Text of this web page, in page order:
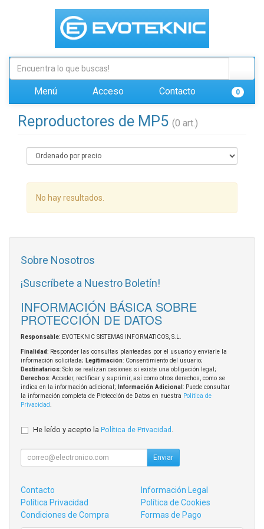
Menú Acceso Contacto 0
Reproductores de MP5 (0 art.)
No hay resultados.
Sobre Nosotros
¡Suscríbete a Nuestro Boletín!
INFORMACIÓN BÁSICA SOBRE
PROTECCIÓN DE DATOS
Responsable: EVOTEKNIC SISTEMAS INFORMATICOS, S.L.
Finalidad: Responder las consultas planteadas por el usuario y enviarle la
información solicitada; Legitimación: Consentimiento del usuario;
Destinatarios: Solo se realizan cesiones si existe una obligación legal;
Derechos: Acceder, rectificar y suprimir, así como otros derechos, como se
indica en la información adicional;
Información Adicional : Puede consultar
la información completa de Protección de Datos en nuestra Política de
Privacidad
He leído y acepto la Política de Privacidad .
Enviar
Contacto
Información Legal
Política Privacidad
Política de Cookies
Condiciones de Compra
Formas de Pago